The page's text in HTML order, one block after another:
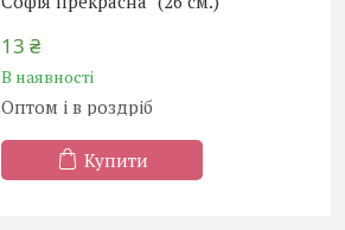
13 ₴
В наявності
Оптом і в роздріб
Купити